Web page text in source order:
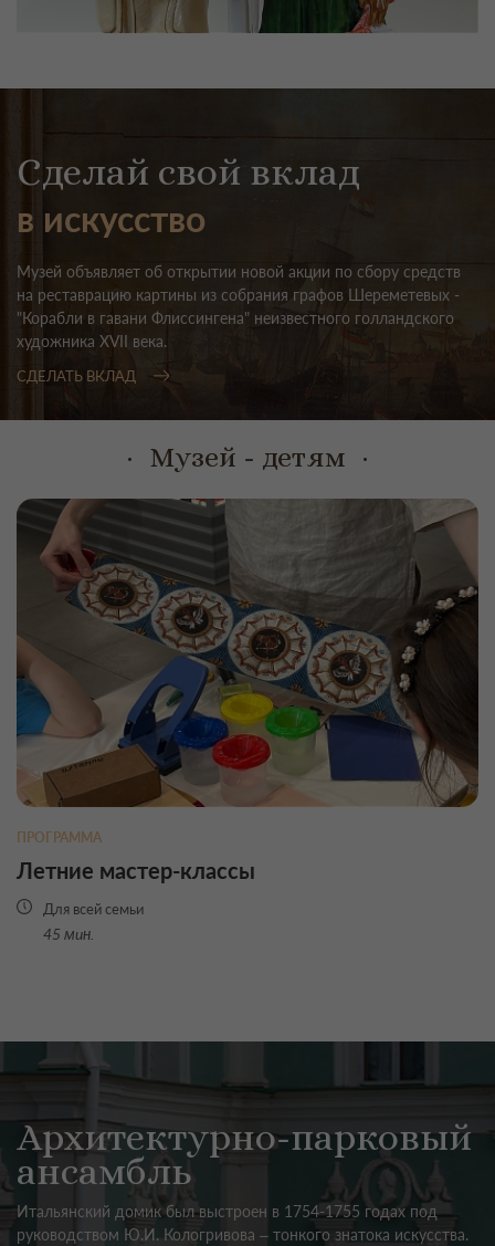
фарфорового завода
Сделай свой вклад
в искусство
Музей объявляет об открытии новой акции по сбору средств
на реставрацию картины из собрания графов Шереметевых -
"Корабли в гавани Флиссингена" неизвестного голландского
художника XVII века.
СДЕЛАТЬ ВКЛАД
Музей - детям
ПРОГРАММА
Летние мастер-классы
Для всей семьи
45 мин.
Архитектурно-парковый
ансамбль
Итальянский домик был выстроен в 1754-1755 годах под
руководством Ю.И. Кологривова – тонкого знатока искусства.